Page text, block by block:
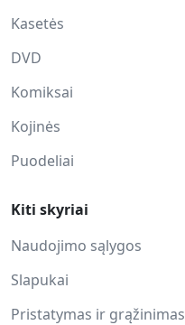
Kasetės
DVD
Komiksai
Kojinės
Puodeliai
Kiti skyriai
Naudojimo sąlygos
Slapukai
Pristatymas ir grąžinimas